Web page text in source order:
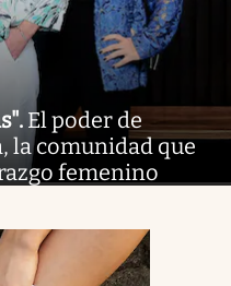
. El poder de
la comunidad que
femenino